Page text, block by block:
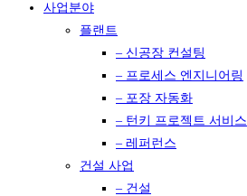
사업분야
플랜트
– 신공장 컨설팅
– 프로세스 엔지니어링
– 포장 자동화
– 턴키 프로젝트 서비스
– 레퍼런스
건설 사업
– 건설